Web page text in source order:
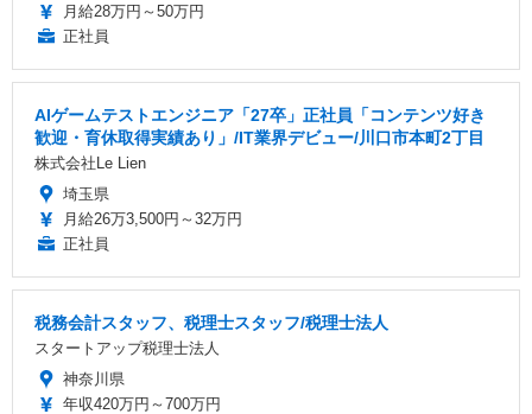
月給28万円～50万円
正社員
AIゲームテストエンジニア「27卒」正社員「コンテンツ好き
歓迎・育休取得実績あり」/IT業界デビュー/川口市本町2丁目
株式会社Le Lien
埼玉県
月給26万3,500円～32万円
正社員
税務会計スタッフ、税理士スタッフ/税理士法人
スタートアップ税理士法人
神奈川県
年収420万円～700万円